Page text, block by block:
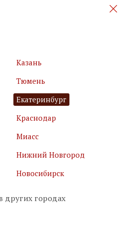
акции и новинки
сайта
обработки персональных
Казань
Тюмень
Екатеринбург
Краснодар
Миасс
Нижний Новгород
Новосибирск
других городах